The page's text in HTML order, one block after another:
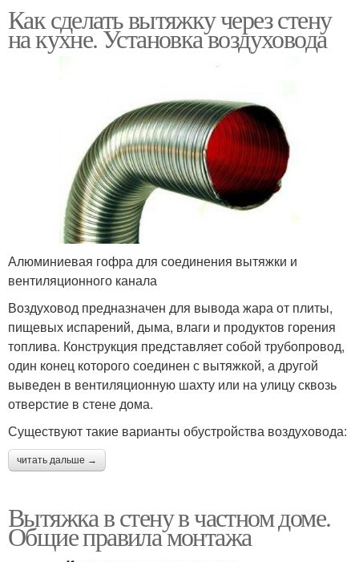
Как сделать вытяжку через стену
на кухне. Установка воздуховода
Алюминиевая гофра для соединения вытяжки и
вентиляционного канала
Воздуховод предназначен для вывода жара от плиты,
пищевых испарений, дыма, влаги и продуктов горения
топлива. Конструкция представляет собой трубопровод,
один конец которого соединен с вытяжкой, а другой
выведен в вентиляционную шахту или на улицу сквозь
отверстие в стене дома.
Существуют такие варианты обустройства воздуховода:
читать дальше →
Вытяжка в стену в частном доме.
Общие правила монтажа